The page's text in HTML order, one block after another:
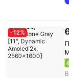
-12%